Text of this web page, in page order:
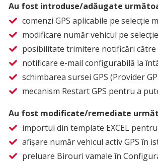
Au fost introduse/adăugate
comenzi GPS aplicabile pe selecție
modificare număr vehicul pe
posibilitate trimitere notificări către
notificare e-mail configurabilă la
schimbarea sursei GPS (Provider
mecanism Restart GPS pentru a
Au fost modificate/remediate
importul din template EXCEL
afișare număr vehicul activ GPS în
preluare Birouri vamale în